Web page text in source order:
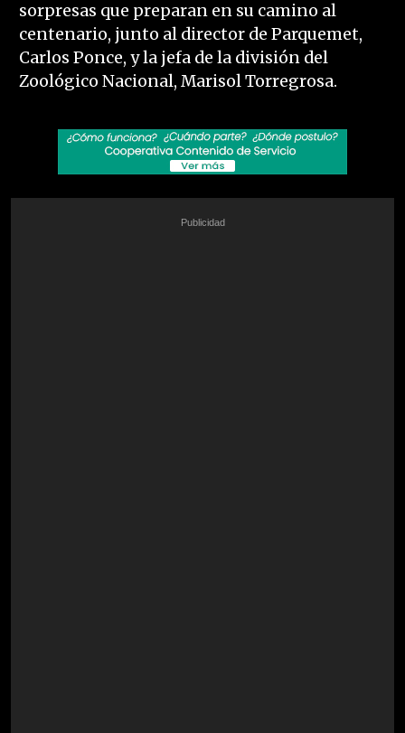
sorpresas que preparan en su camino al
centenario, junto al director de Parquemet,
Carlos Ponce, y la jefa de la división del
Zoológico Nacional, Marisol Torregrosa.